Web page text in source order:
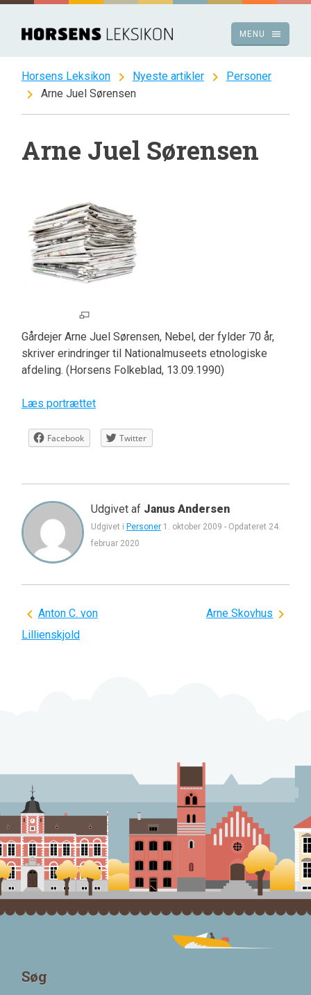
Spring
indhold
menu
MENU
Horsens Leksikon chevron_right Nyeste artikler chevron_right Personer
chevron_right Arne Juel Sørensen
Arne Juel Sørensen
Gårdejer Arne Juel Sørensen, Nebel, der fylder 70 år,
skriver erindringer til Nationalmuseets etnologiske
afdeling. (Horsens Folkeblad, 13.09.1990)
Læs portrættet
Facebook Twitter
Udgivet af Janus Andersen
Udgivet i Personer 1. oktober 2009 - Opdateret 24.
februar 2020
Indlægsnavigation
Anton C. von
Lillienskjold
Arne Skovhus
Søg